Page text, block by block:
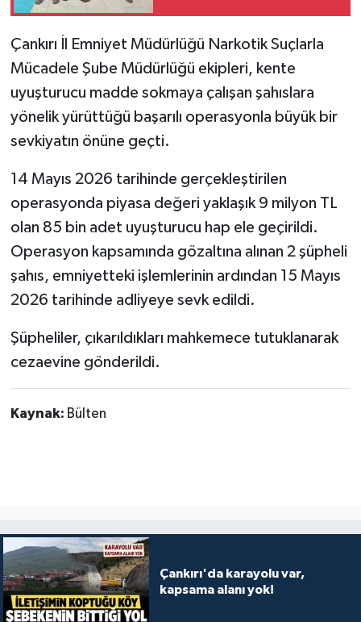
Çankırı İl Emniyet Müdürlüğü Narkotik Suçlarla
Mücadele Şube Müdürlüğü ekipleri, kente
uyuşturucu madde sokmaya çalışan şahıslara
yönelik yürüttüğü başarılı operasyonla büyük bir
sevkiyatın önüne geçti.
14 Mayıs 2026 tarihinde gerçekleştirilen
operasyonda piyasa değeri yaklaşık 9 milyon TL
olan 85 bin adet uyuşturucu hap ele geçirildi.
Operasyon kapsamında gözaltına alınan 2 şüpheli
şahıs, emniyetteki işlemlerinin ardından 15 Mayıs
2026 tarihinde adliyeye sevk edildi.
Şüpheliler, çıkarıldıkları mahkemece tutuklanarak
cezaevine gönderildi.
Kaynak: Bülten
Çankırı'da karayolu var,
kapsama alanı yok!